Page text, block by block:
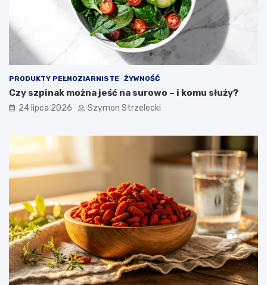
PRODUKTY PEŁNOZIARNISTE ŻYWNOŚĆ
Czy szpinak można jeść na surowo – i komu służy?
24 lipca 2026 Szymon Strzelecki